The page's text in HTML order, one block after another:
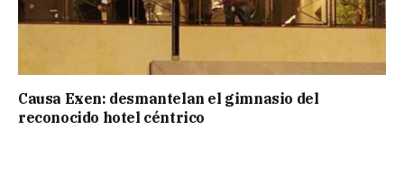
Causa Exen: desmantelan el gimnasio del
reconocido hotel céntrico